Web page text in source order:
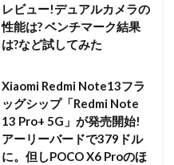
レビュー!デュアルカメラの
性能は? ベンチマーク結果
は?など試してみた
Xiaomi Redmi Note13フラ
ッグシップ「Redmi Note
13 Pro+ 5G」が発売開始!
アーリーバードで379ドル
に。但しPOCO X6 Proのほ